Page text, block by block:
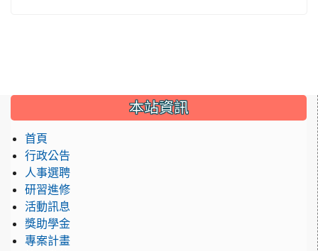
::: 本站資訊
首頁
行政公告
人事選聘
研習進修
活動訊息
獎助學金
專案計畫